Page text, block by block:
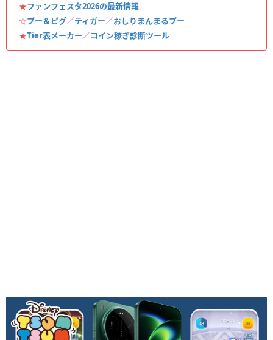
★ファンフェスタ2026の最新情報
☆プー＆ピグ／ティガー／おしりまんまるプー
★Tier表メーカー／コイン稼ぎ診断ツール